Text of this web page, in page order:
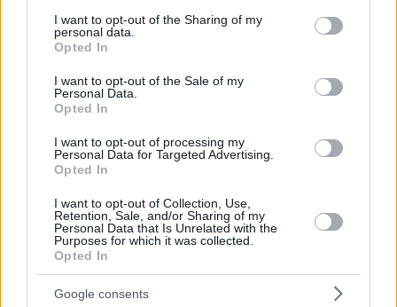
not limited to your visit or usage behaviour. You may click to
grant or deny consent to Google and its third-party tags to
use your data for below specified purposes in below Google
consent section.
I want to opt-out of the Sharing of my
personal data.
Opted In
I want to opt-out of the Sale of my
Personal Data.
Opted In
I want to opt-out of processing my
Personal Data for Targeted Advertising.
Opted In
I want to opt-out of Collection, Use,
Retention, Sale, and/or Sharing of my
Personal Data that Is Unrelated with the
Purposes for which it was collected.
Opted In
Google consents